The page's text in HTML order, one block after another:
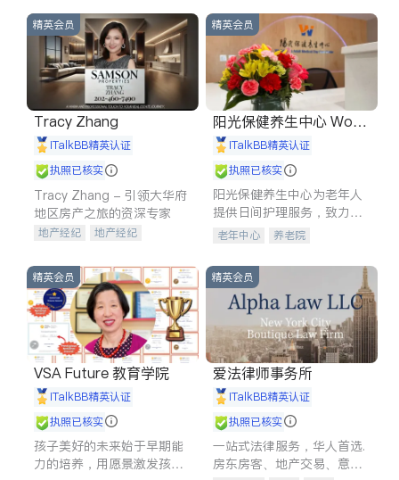
精英会员
Tracy Zhang
iTalkBB精英认证
执照已核实
Tracy Zhang - 引领大华府
地区房产之旅的资深专家
地产经纪
地产经纪
商铺租售
开发商建商
精英会员
阳光保健养生中心 World
shine
iTalkBB精英认证
执照已核实
阳光保健养生中心为老年人
提供日间护理服务，致力于
通过持续的护理创新来有效
老年中心 养老院
精英会员
VSA Future 教育学院
iTalkBB精英认证
执照已核实
孩子美好的未来始于早期能
力的培养，用愿景激发孩子
精英会员
爱法律师事务所
iTalkBB精英认证
执照已核实
一站式法律服务，华人首选.
房东房客、地产交易、意外